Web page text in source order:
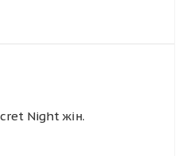
Night жін.